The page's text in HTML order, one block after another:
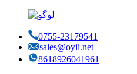
0755-23179541
sales@oyii.net
8618926041961